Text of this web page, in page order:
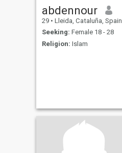
abdennour
29 • Lleida, Cataluña, Spain
Seeking: Female 18 - 28
Religion: Islam